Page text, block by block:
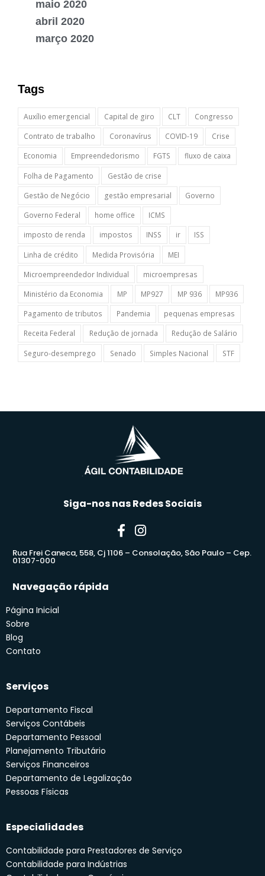
maio 2020
abril 2020
março 2020
Tags
Auxílio emergencial Capital de giro CLT
Congresso
Contrato de trabalho
Coronavírus COVID-19
Crise
Economia
Empreendedorismo FGTS
fluxo de caixa
Folha de Pagamento
Gestão de crise
Gestão de Negócio
gestão empresarial
Governo
Governo Federal
home office
ICMS
imposto de renda
impostos INSS ir
ISS
Linha de crédito
Medida Provisória
MEI
Microempreendedor Individual
microempresas
Ministério da Economia
MP MP927 MP 936
MP936
Pagamento de tributos
Pandemia
pequenas empresas
Receita Federal
Redução de jornada
Redução de Salário
Seguro-desemprego
Senado Simples Nacional STF
Siga-nos nas Redes Sociais
Rua Frei Caneca, 558, Cj 1106 – Consolação, São Paulo – Cep.
01307-000
Navegação rápida
Página Inicial
Sobre
Blog
Contato
Serviços
Departamento Fiscal
Serviços Contábeis
Departamento Pessoal
Planejamento Tributário
Serviços Financeiros
Departamento de Legalização
Pessoas Físicas
Especialidades
Contabilidade para Prestadores de Serviço
Contabilidade para Indústrias